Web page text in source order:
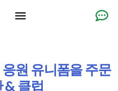
원 유니폼을 주문
& 클럽